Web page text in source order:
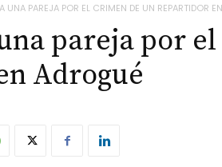
UNA PAREJA POR EL CRIMEN DE UN REPARTIDOR
pareja por
Adrogué